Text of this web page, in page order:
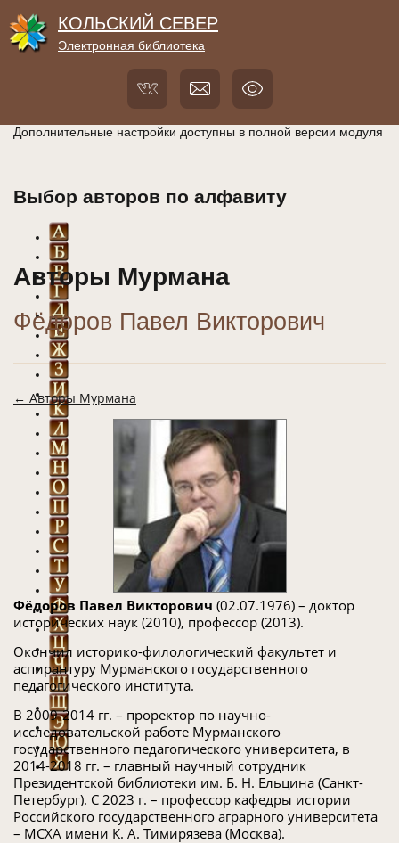
КОЛЬСКИЙ СЕВЕР
Электронная библиотека
Дополнительные настройки доступны в полной версии модуля
Выбор авторов по алфавиту
Авторы Мурмана
Фёдоров Павел Викторович
← Авторы Мурмана
Фёдоров Павел Викторович (02.07.1976) – доктор
исторических наук (2010), профессор (2013).
Окончил историко-филологический факультет и
аспирантуру Мурманского государственного
педагогического института.
В 2009-2014 гг. – проректор по научно-
исследовательской работе Мурманского
государственного педагогического университета, в
2014-2018 гг. – главный научный сотрудник
Президентской библиотеки им. Б. Н. Ельцина (Санкт-
Петербург). С 2023 г. – профессор кафедры истории
Российского государственного аграрного университета
– МСХА имени К. А. Тимирязева (Москва).